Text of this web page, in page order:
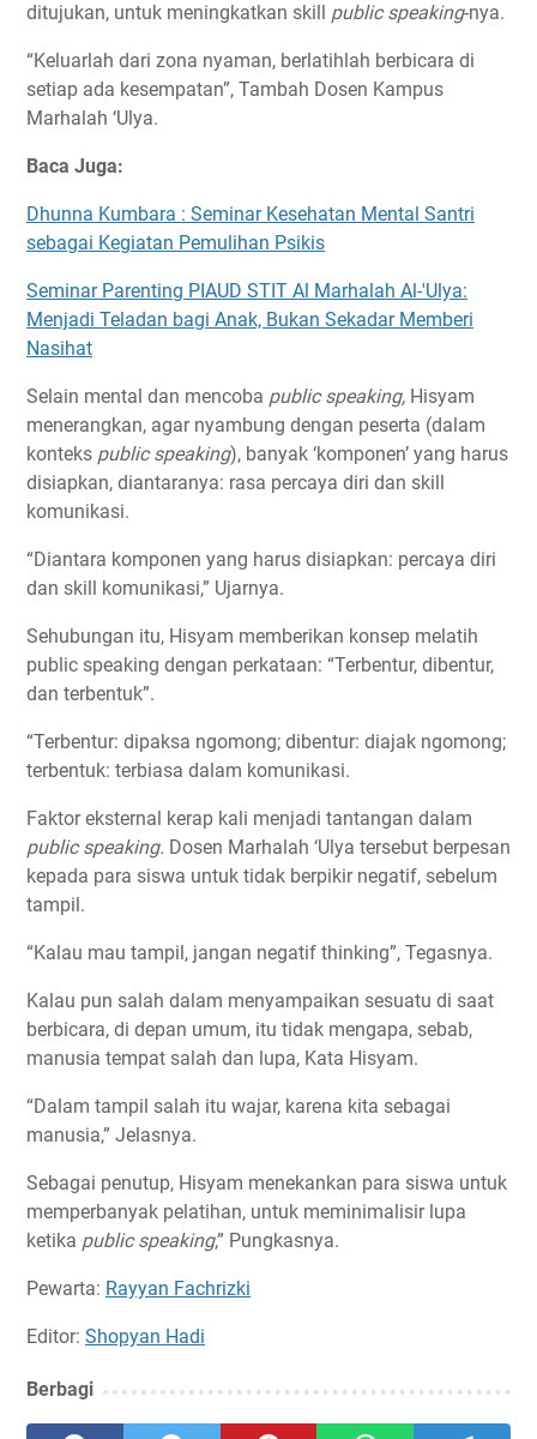
ditujukan, untuk meningkatkan skill public speaking-nya.
“Keluarlah dari zona nyaman, berlatihlah berbicara di
setiap ada kesempatan”, Tambah Dosen Kampus
Marhalah ‘Ulya.
Baca Juga:
Dhunna Kumbara : Seminar Kesehatan Mental Santri
sebagai Kegiatan Pemulihan Psikis
Seminar Parenting PIAUD STIT Al Marhalah Al-'Ulya:
Menjadi Teladan bagi Anak, Bukan Sekadar Memberi
Nasihat
Selain mental dan mencoba public speaking, Hisyam
menerangkan, agar nyambung dengan peserta (dalam
konteks public speaking), banyak ‘komponen’ yang harus
disiapkan, diantaranya: rasa percaya diri dan skill
komunikasi.
“Diantara komponen yang harus disiapkan: percaya diri
dan skill komunikasi,” Ujarnya.
Sehubungan itu, Hisyam memberikan konsep melatih
public speaking dengan perkataan: “Terbentur, dibentur,
dan terbentuk”.
“Terbentur: dipaksa ngomong; dibentur: diajak ngomong;
terbentuk: terbiasa dalam komunikasi.
Faktor eksternal kerap kali menjadi tantangan dalam
public speaking. Dosen Marhalah ‘Ulya tersebut berpesan
kepada para siswa untuk tidak berpikir negatif, sebelum
tampil.
“Kalau mau tampil, jangan negatif thinking”, Tegasnya.
Kalau pun salah dalam menyampaikan sesuatu di saat
berbicara, di depan umum, itu tidak mengapa, sebab,
manusia tempat salah dan lupa, Kata Hisyam.
“Dalam tampil salah itu wajar, karena kita sebagai
manusia,” Jelasnya.
Sebagai penutup, Hisyam menekankan para siswa untuk
memperbanyak pelatihan, untuk meminimalisir lupa
ketika public speaking,” Pungkasnya.
Pewarta: Rayyan Fachrizki
Editor: Shopyan Hadi
Berbagi